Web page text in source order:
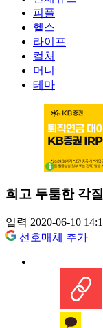
피플
헬스
라이프
컬처
머니
테마
희고 두툼한 각
입력 2020-06-10
선호매체 추가